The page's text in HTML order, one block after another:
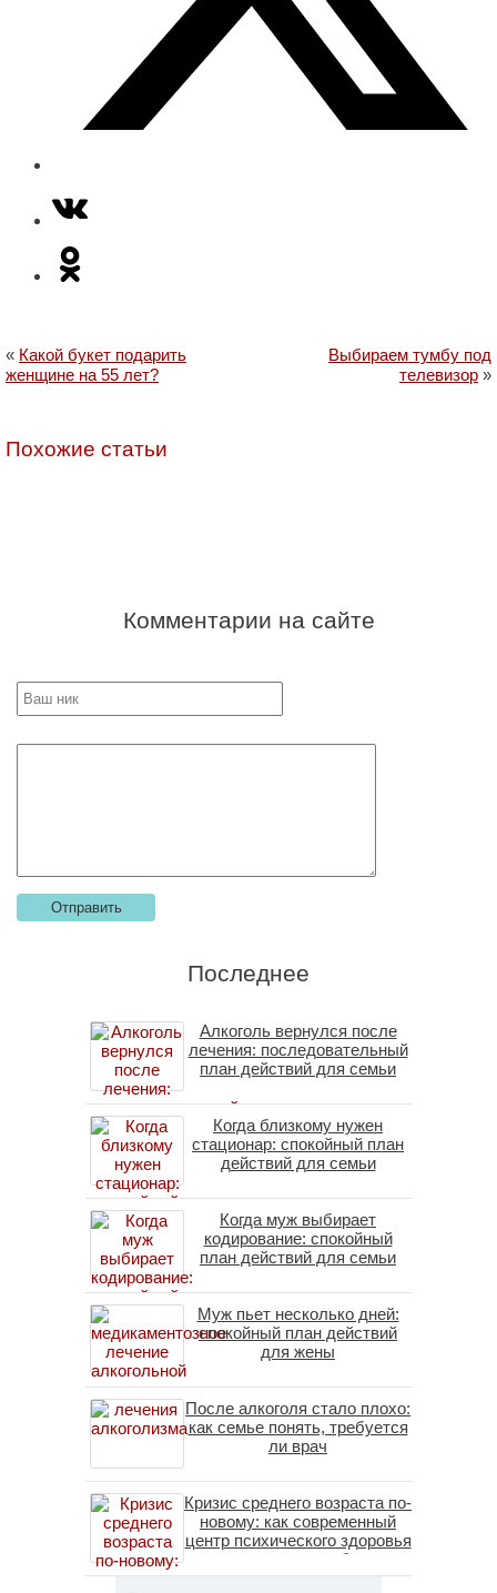
« Какой букет подарить
женщине на 55 лет?
Выбираем тумбу под
телевизор »
Похожие статьи
Комментарии на сайте
Последнее
Алкоголь вернулся после
лечения: последовательный
план действий для семьи
Когда близкому нужен
стационар: спокойный план
действий для семьи
Когда муж выбирает
кодирование: спокойный
план действий для семьи
Муж пьет несколько дней:
спокойный план действий
для жены
После алкоголя стало плохо:
как семье понять, требуется
ли врач
Кризис среднего возраста по-
новому: как современный
центр психического здоровья
помогает пересобрать
личность без таблеток